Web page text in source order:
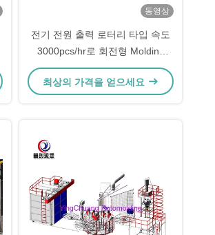
동영상
전기 전원 출력 로터리 타입 속도
3000pcs/hr로 회전형 Molding
Machine
최상의 가격을 얻으세요